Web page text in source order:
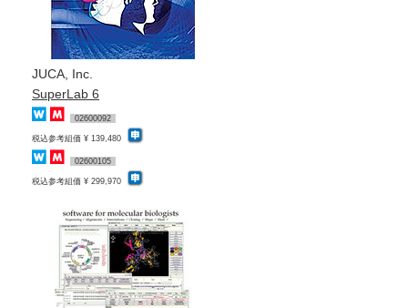
JUCA, Inc.
SuperLab 6
02600092
税込参考組価 ¥ 139,480
02600105
税込参考組価 ¥ 299,970